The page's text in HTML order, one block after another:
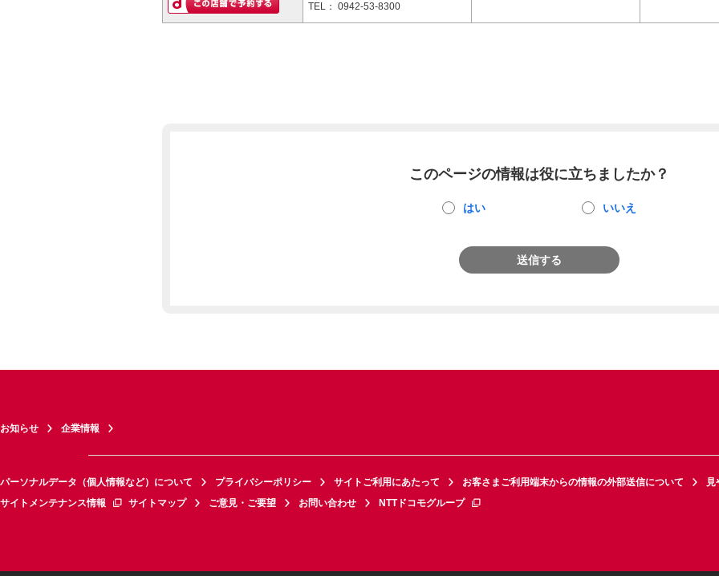
TEL： 0942-53-8300
このページの情報は役に立ちましたか？
はい いいえ
送信する
お知らせ 企業情報
パーソナルデータ（個人情報など）について プライバシーポリシー サイトご利用にあたって お客さまご利用端末からの情報の外部送信について
見
サイトメンテナンス情報
サイトマップ ご意見・ご要望 お問い合わせ NTTドコモグループ